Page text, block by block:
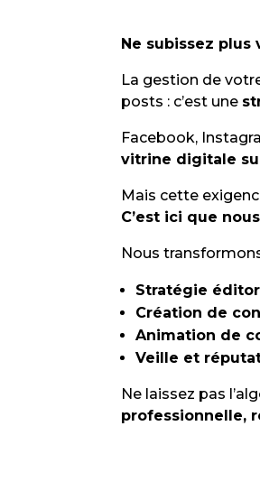
Ne subissez
La gestion de
posts : c’est une
Facebook,
vitrine digitale
Mais cette
C’est ici que
Nous
Stratégie
Création de
Animation de
Veille et
Ne laissez pas
professionnelle,